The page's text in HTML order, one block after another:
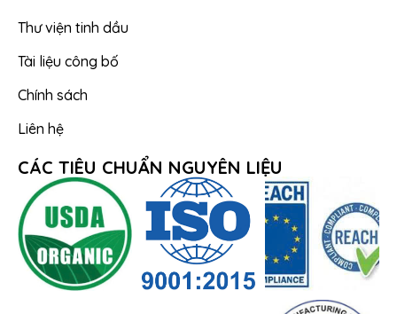
Thư viện tinh dầu
Tài liệu công bố
Chính sách
Liên hệ
CÁC TIÊU CHUẨN NGUYÊN LIỆU